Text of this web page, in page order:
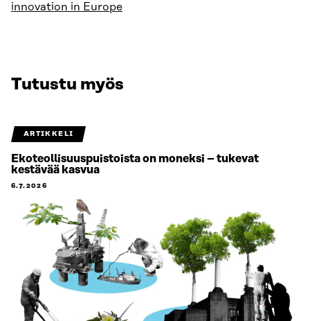
innovation in Europe
Tutustu myös
ARTIKKELI
Ekoteollisuuspuistoista on moneksi – tukevat
kestävää kasvua
6.7.2026